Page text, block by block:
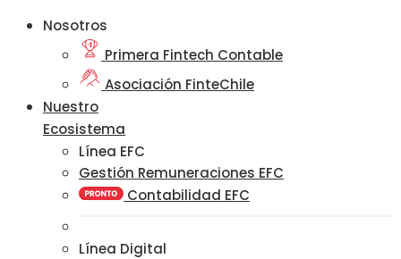
Nosotros
Primera Fintech Contable
Asociación FinteChile
Nuestro
Ecosistema
Línea EFC
Gestión Remuneraciones EFC
Contabilidad EFC
Línea Digital